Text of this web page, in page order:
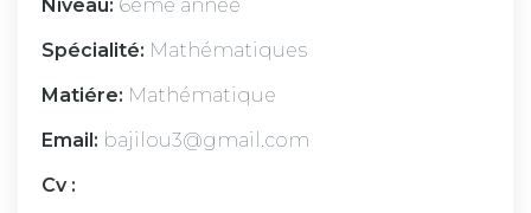
Niveau: 6éme année
Spécialité: Mathématiques
Matiére: Mathématique
Email: bajilou3@gmail.com
Cv :